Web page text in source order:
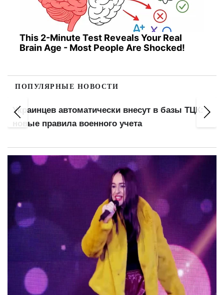
This 2-Minute Test Reveals Your Real
Brain Age - Most People Are Shocked!
ПОПУЛЯРНЫЕ НОВОСТИ
Минимальная пенсия 6000 грн, базовая
выплата 3000: кого коснется реформа